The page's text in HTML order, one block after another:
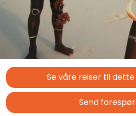
Se våre reiser til
Send